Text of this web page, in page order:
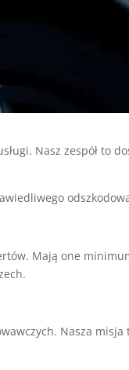
Nasz zespół to
Mają one
Nasza misja